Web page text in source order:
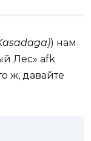
) нам
Лес» afk
ж, давайте